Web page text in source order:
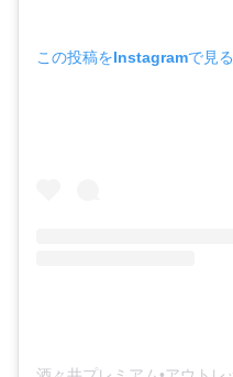
この投稿をInstagramで見る